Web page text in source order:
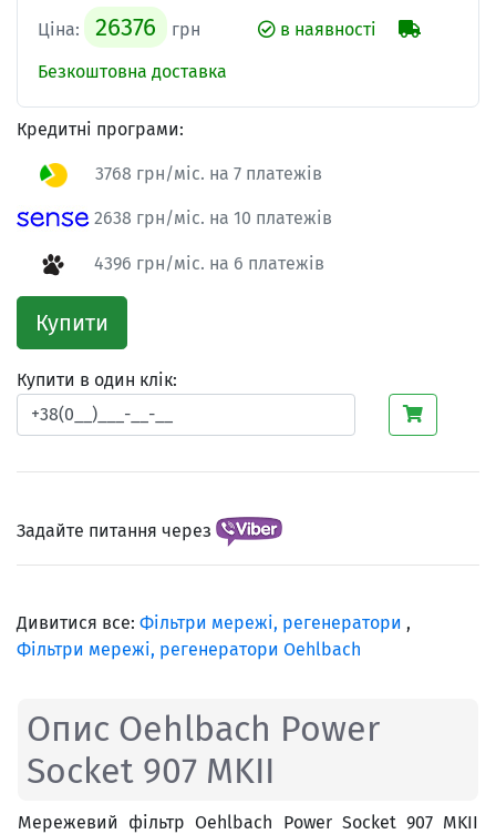
Ціна: 26376 грн
в наявності
Безкоштовна доставка
Кредитні програми:
3768 грн/міс. на 7 платежів
2638 грн/міс. на 10 платежів
4396 грн/міс. на 6 платежів
Купити
Купити в один клік:
Задайте питання через
Дивитися все: Фільтри мережі, регенератори ,
Фільтри мережі, регенератори Oehlbach
Опис Oehlbach Power
Socket 907 MKII
Мережевий фільтр Oehlbach Power Socket 907 MKII